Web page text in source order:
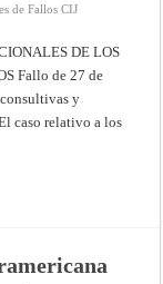
de Fallos CIJ
DE LOS
Fallo de 27 de
y
caso relativo a los